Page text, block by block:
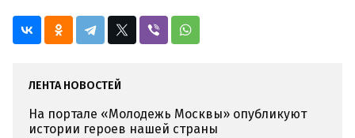
ЛЕНТА НОВОСТЕЙ
На портале «Молодежь Москвы» опубликуют
истории героев нашей страны